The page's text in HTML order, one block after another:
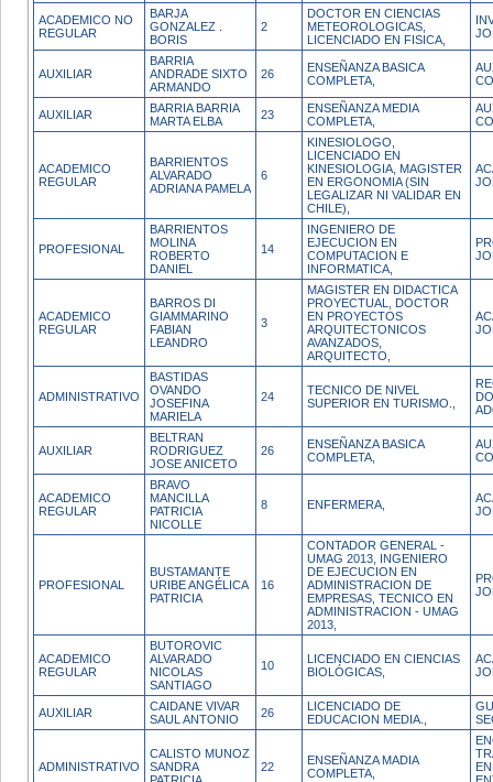
ACADEMICO NO
REGULAR
BARJA
GONZALEZ .
BORIS
2
DOCTOR EN CIENCIAS
METEOROLOGICAS,
LICENCIADO EN FISICA,
AUXILIAR
BARRIA
ANDRADE SIXTO
ARMANDO
26
ENSEÑANZA BASICA
COMPLETA,
AUXILIAR
BARRIA BARRIA
MARTA ELBA
23
ENSEÑANZA MEDIA
COMPLETA,
ACADEMICO
REGULAR
BARRIENTOS
ALVARADO
ADRIANA PAMELA
6
KINESIOLOGO,
LICENCIADO EN
KINESIOLOGIA, MAGISTER
EN ERGONOMIA (SIN
LEGALIZAR NI VALIDAR EN
CHILE),
PROFESIONAL
BARRIENTOS
MOLINA
ROBERTO
DANIEL
14
INGENIERO DE
EJECUCION EN
COMPUTACION E
INFORMATICA,
ACADEMICO
REGULAR
BARROS DI
GIAMMARINO
FABIAN
LEANDRO
3
MAGISTER EN DIDACTICA
PROYECTUAL, DOCTOR
EN PROYECTOS
ARQUITECTONICOS
AVANZADOS,
ARQUITECTO,
ADMINISTRATIVO
BASTIDAS
OVANDO
JOSEFINA
MARIELA
24
TECNICO DE NIVEL
SUPERIOR EN TURISMO.,
AUXILIAR
BELTRAN
RODRIGUEZ
JOSE ANICETO
26
ENSEÑANZA BASICA
COMPLETA,
ACADEMICO
REGULAR
BRAVO
MANCILLA
PATRICIA
NICOLLE
8 ENFERMERA,
PROFESIONAL
BUSTAMANTE
URIBE ANGÉLICA
PATRICIA
16
CONTADOR GENERAL -
UMAG 2013, INGENIERO
DE EJECUCION EN
ADMINISTRACION DE
EMPRESAS, TECNICO EN
ADMINISTRACION - UMAG
2013,
ACADEMICO
REGULAR
BUTOROVIC
ALVARADO
NICOLAS
SANTIAGO
10
LICENCIADO EN CIENCIAS
BIOLÓGICAS,
AUXILIAR
CAIDANE VIVAR
SAUL ANTONIO
26
LICENCIADO DE
EDUCACION MEDIA.,
ADMINISTRATIVO
CALISTO MUNOZ
SANDRA
22
ENSEÑANZA MADIA
COMPLETA,